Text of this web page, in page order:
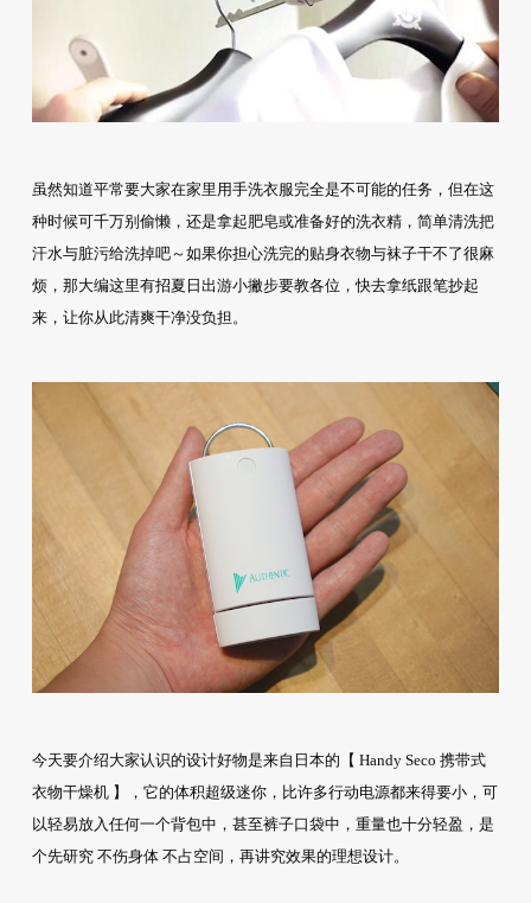
虽然知道平常要大家在家里用手洗衣服完全是不可能的任务，但在这
种时候可千万别偷懒，还是拿起肥皂或准备好的洗衣精，简单清洗把
汗水与脏污给洗掉吧～如果你担心洗完的贴身衣物与袜子干不了很麻
烦，那大编这里有招夏日出游小撇步要教各位，快去拿纸跟笔抄起
来，让你从此清爽干净没负担。
今天要介绍大家认识的设计好物是来自日本的【 Handy Seco 携带式
衣物干燥机 】，它的体积超级迷你，比许多行动电源都来得要小，可
以轻易放入任何一个背包中，甚至裤子口袋中，重量也十分轻盈，是
个先研究 不伤身体 不占空间，再讲究效果的理想设计。